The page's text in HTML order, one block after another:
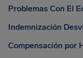
Problemas Con El
Indemnización
Compensación por